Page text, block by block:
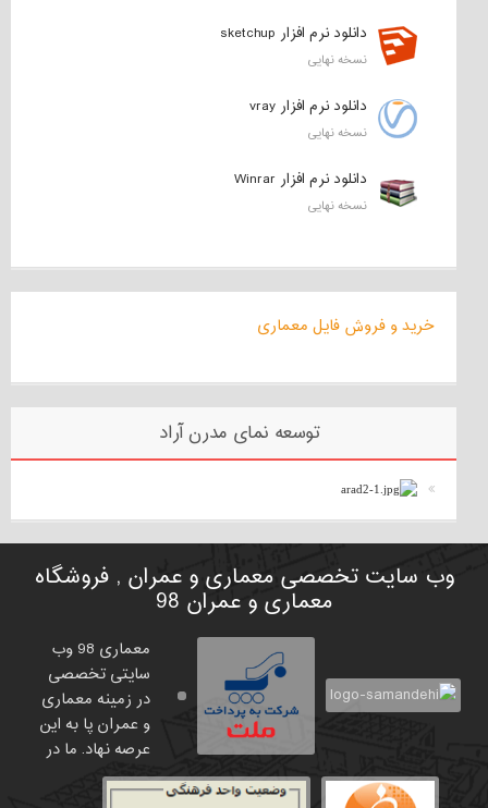
دانلود نرم افزار sketchup
نسخه نهایی
دانلود نرم افزار vray
نسخه نهایی
دانلود نرم افزار Winrar
نسخه نهایی
خرید و فروش فایل معماری
توسعه نمای مدرن آراد
وب سایت تخصصی معماری و عمران , فروشگاه
معماری و عمران 98
معماری 98 وب
سایتی تخصصی
در زمینه معماری
و عمران پا به این
عرصه نهاد. ما در